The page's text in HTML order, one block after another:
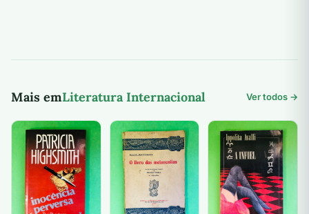
Mais emLiteratura Internacional Ver todos →